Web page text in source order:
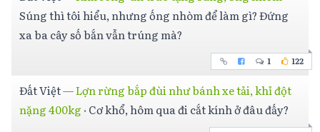
Súng thì tôi hiểu, nhưng ống nhòm để làm gì? Đứng
xa ba cây số bắn vẫn trúng mà?
1 122
Đất Việt—Lợn rừng bắp đùi như bánh xe tải, khỉ đột
nặng 400kg · Cơ khổ, hôm qua đi cắt kính ở đâu đấy?